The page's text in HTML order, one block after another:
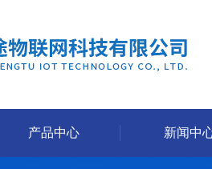
产品中心 新闻中